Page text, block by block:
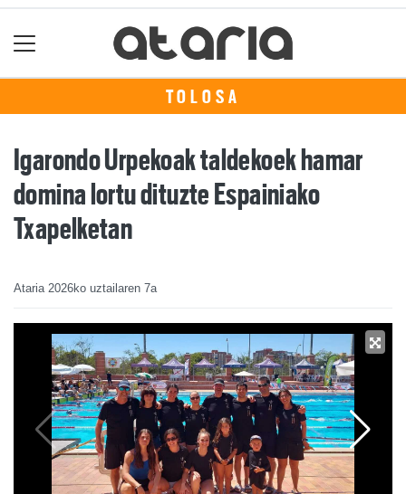
TOLOSA
Igarondo Urpekoak taldekoek hamar
domina lortu dituzte Espainiako
Txapelketan
Ataria 2026ko uztailaren 7a